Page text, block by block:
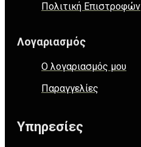
Πολιτική Επιστροφών
Λογαριασμός
Ο λογαριασμός μου
Παραγγελίες
Υπηρεσίες